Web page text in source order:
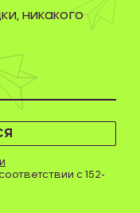
с 152-
никакого